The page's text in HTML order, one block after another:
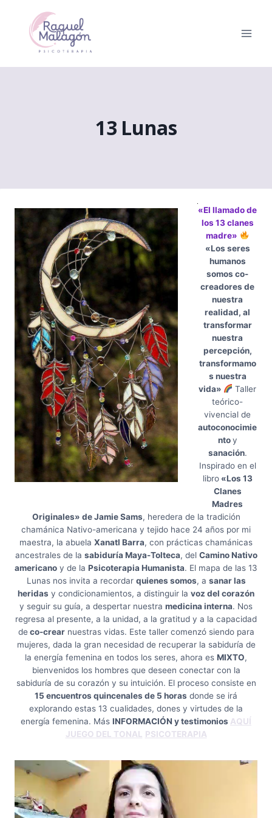
contenido
13 Lunas
«El llamado de
los 13 clanes
madre»
«Los seres
humanos
somos co-
creadores de
nuestra
realidad, al
transformar
nuestra
percepción,
transformamo
s nuestra
vida»
Taller
teórico-
vivencial de
autoconocimie
ntoy
sanación.
Inspirado en el
libro«Los 13
Clanes
Madres
Originales» de Jamie Sams, heredera de la tradición
chamánica Nativo-americana y tejido hace 24 años por mi
maestra, la abuela Xanatl Barra, con prácticas chamánicas
ancestrales de la sabiduría Maya-Tolteca, del Camino Nativo
americano y de la Psicoterapia Humanista. El mapa de las 13
Lunas nos invita a recordar quienes somos, a sanar las
heridas y condicionamientos, a distinguir la voz del corazón
y seguir su guía, a despertar nuestra medicina interna. Nos
regresa al presente, a la unidad, a la gratitud y a la capacidad
deco-crearnuestras vidas. Este taller comenzó siendo para
mujeres, dada la gran necesidad de recuperar la sabiduría de
la energía femenina en todos los seres, ahora es MIXTO,
bienvenidos los hombres que deseen conectar con la
sabiduría de su corazón y su intuición. El proceso consiste en
15 encuentros quincenales de 5 horas donde se irá
explorando estas 13 cualidades, dones y virtudes de la
energía femenina. Más INFORMACIÓN y testimonios AQUÍ
JUEGO DEL TONAL
PSICOTERAPIA